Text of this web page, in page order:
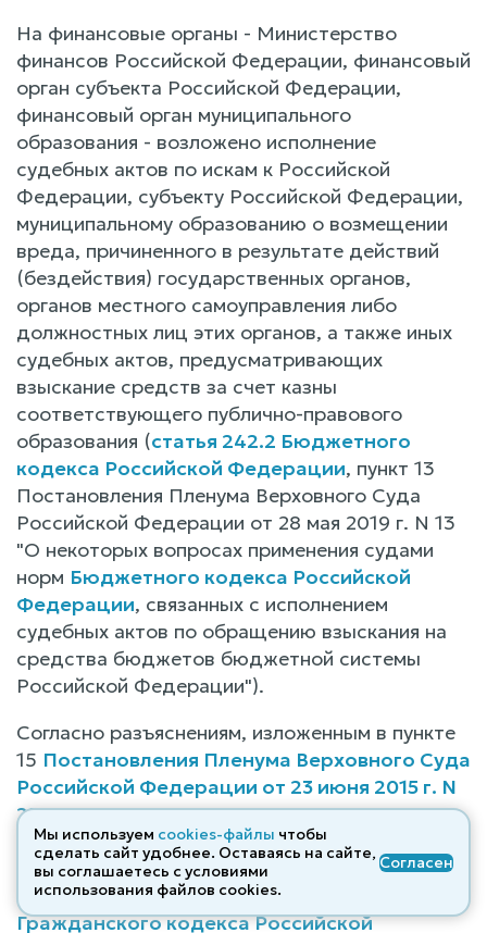
На финансовые органы - Министерство
финансов Российской Федерации, финансовый
орган субъекта Российской Федерации,
финансовый орган муниципального
образования - возложено исполнение
судебных актов по искам к Российской
Федерации, субъекту Российской Федерации,
муниципальному образованию о возмещении
вреда, причиненного в результате действий
(бездействия) государственных органов,
органов местного самоуправления либо
должностных лиц этих органов, а также иных
судебных актов, предусматривающих
взыскание средств за счет казны
соответствующего публично-правового
образования (статья 242.2 Бюджетного
кодекса Российской Федерации, пункт 13
Постановления Пленума Верховного Суда
Российской Федерации от 28 мая 2019 г. N 13
"О некоторых вопросах применения судами
норм Бюджетного кодекса Российской
Федерации, связанных с исполнением
судебных актов по обращению взыскания на
средства бюджетов бюджетной системы
Российской Федерации").
Согласно разъяснениям, изложенным в пункте
15 Постановления Пленума Верховного Суда
Российской Федерации от 23 июня 2015 г. N
25"О применении судами некоторых
положений раздела I части первой
Гражданского кодекса Российской
Федерации", в соответствии со
Гражданского кодекса Российской
Мы используем cookies-файлы чтобы
сделать сайт удобнее. Оставаясь на сайте,
вы соглашаетесь с условиями
использования файлов cооkies.
Согласен